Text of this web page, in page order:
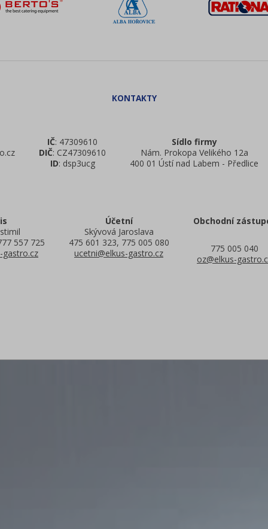
IČ: 47309610
DIČ: CZ47309610
ID: dsp3ucg
Sídlo firmy
Nám. Prokopa Velikého 12a
400 01 Ústí nad Labem - Předlice
557 725
gastro.cz
Účetní
Skývová Jaroslava
475 601 323, 775 005 080
ucetni@elkus-gastro.cz
Obchodní
775 005 040
oz@elkus-